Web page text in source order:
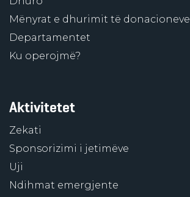
Mënyrat e dhurimit të donacioneve
Departamentet
Ku operojmë?
Aktivitetet
Zekati
Sponsorizimi i jetimëve
Uji
Ndihmat emergjente